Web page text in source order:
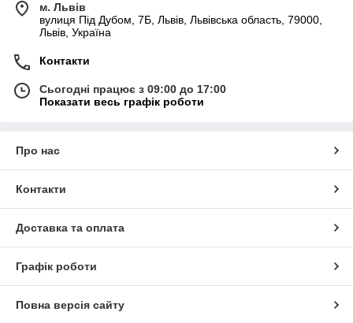
м. Львів
вулиця Під Дубом, 7Б, Львів, Львівська область, 79000,
Львів, Україна
Контакти
Сьогодні працює з 09:00 до 17:00
Показати весь графік роботи
Про нас
Контакти
Доставка та оплата
Графік роботи
Повна версія сайту